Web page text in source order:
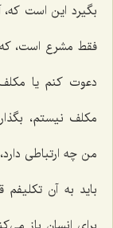
بگیرد این است
فقط مشرع است،
دعوت کنم یا
مکلف نیستم،
من چه ارتباطی
باید به آن